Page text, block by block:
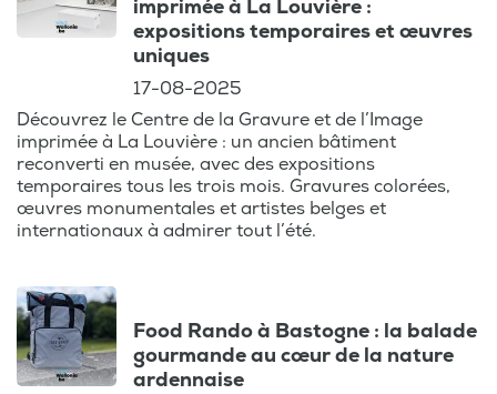
imprimée à La Louvière :
expositions temporaires et œuvres
uniques
17-08-2025
Découvrez le Centre de la Gravure et de l’Image
imprimée à La Louvière : un ancien bâtiment
reconverti en musée, avec des expositions
temporaires tous les trois mois. Gravures colorées,
œuvres monumentales et artistes belges et
internationaux à admirer tout l’été.
Food Rando à Bastogne : la balade
gourmande au cœur de la nature
ardennaise